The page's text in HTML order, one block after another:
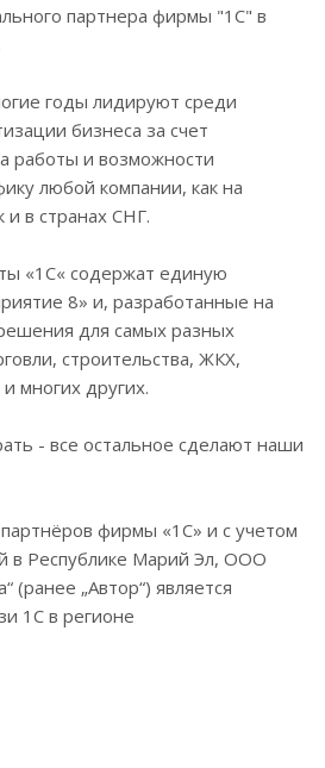
партнера фирмы "1С" в
годы лидируют среди
бизнеса за счет
работы и возможности
любой компании, как на
и в странах СНГ.
«1С« содержат единую
8» и, разработанные на
для самых разных
строительства, ЖКХ,
многих других.
- все остальное сделают наши
фирмы «1С» и с учетом
в Республике Марий Эл, ООО
(ранее „Автор“) является
1С в регионе